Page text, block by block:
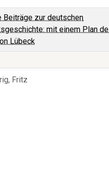
Beiträge zur deutschen
mit einem Plan
Lübeck
Fritz